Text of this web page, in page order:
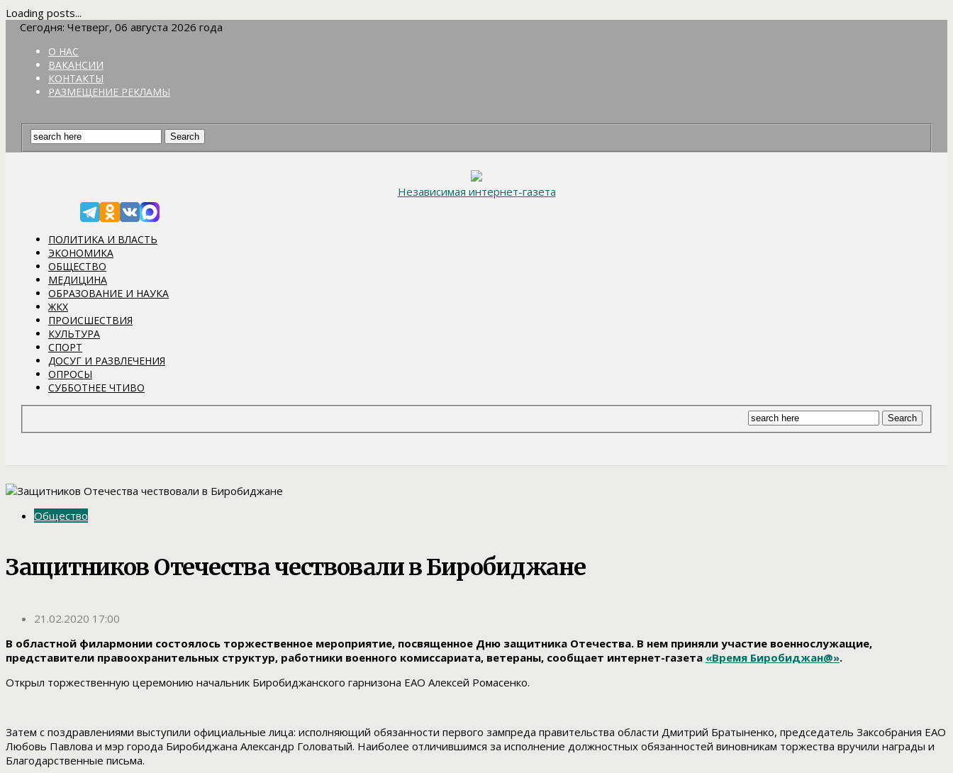
Loading posts...
Сегодня: Четверг, 06 августа 2026 года
О НАС
ВАКАНСИИ
КОНТАКТЫ
РАЗМЕЩЕНИЕ РЕКЛАМЫ
Независимая интернет-газета
ПОЛИТИКА И ВЛАСТЬ
ЭКОНОМИКА
ОБЩЕСТВО
МЕДИЦИНА
ОБРАЗОВАНИЕ И НАУКА
ЖКХ
ПРОИСШЕСТВИЯ
КУЛЬТУРА
СПОРТ
ДОСУГ И РАЗВЛЕЧЕНИЯ
ОПРОСЫ
СУББОТНЕЕ ЧТИВО
Общество
Защитников Отечества чествовали в Биробиджане
21.02.2020 17:00
В областной филармонии состоялось торжественное мероприятие, посвященное Дню защитника Отечества. В нем приняли участие военнослужащие,
представители правоохранительных структур, работники военного комиссариата, ветераны, сообщает интернет-газета «Время Биробиджан@».
Открыл торжественную церемонию начальник Биробиджанского гарнизона ЕАО Алексей Ромасенко.
Затем с поздравлениями выступили официальные лица: исполняющий обязанности первого зампреда правительства области Дмитрий Братыненко, председатель Заксобрания ЕАО
Любовь Павлова и мэр города Биробиджана Александр Головатый. Наиболее отличившимся за исполнение должностных обязанностей виновникам торжества вручили награды и
Благодарственные письма.